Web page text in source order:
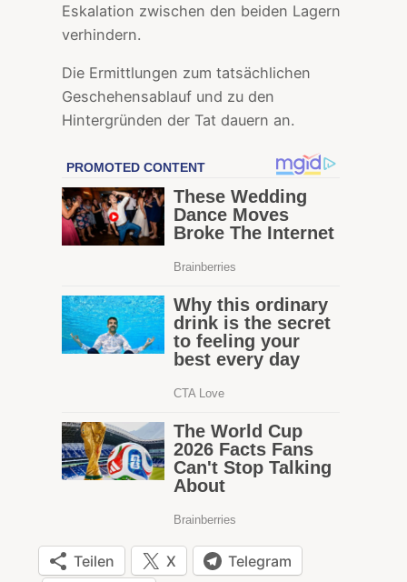
Eskalation zwischen den beiden Lagern
verhindern.
Die Ermittlungen zum tatsächlichen
Geschehensablauf und zu den
Hintergründen der Tat dauern an.
Teilen X
Telegram